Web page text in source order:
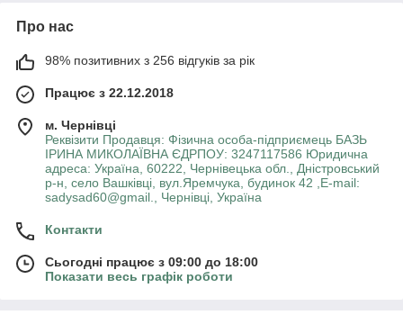
Про нас
98% позитивних з 256 відгуків за рік
Працює з 22.12.2018
м. Чернівці
Реквізити Продавця: Фізична особа-підприємець БАЗЬ
ІРИНА МИКОЛАЇВНА ЄДРПОУ: 3247117586 Юридична
адреса: Україна, 60222, Чернівецька обл., Дністровський
р-н, село Вашківці, вул.Яремчука, будинок 42 ,E-mail:
sadysad60@gmail., Чернівці, Україна
Контакти
Сьогодні працює з 09:00 до 18:00
Показати весь графік роботи